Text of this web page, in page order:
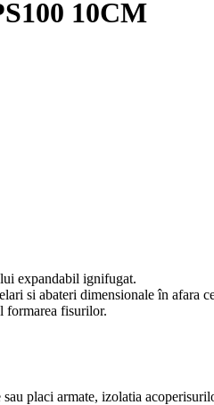
10CM
expandabil ignifugat.
si abateri dimensionale în afara
formarea fisurilor.
placi armate, izolatia